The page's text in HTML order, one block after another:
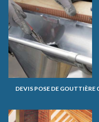
DEVIS POSE DE GOUTTIÈRE